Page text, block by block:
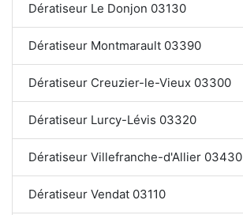
Dératiseur Le Donjon 03130
Dératiseur Montmarault 03390
Dératiseur Creuzier-le-Vieux 03300
Dératiseur Lurcy-Lévis 03320
Dératiseur Villefranche-d'Allier 03430
Dératiseur Vendat 03110